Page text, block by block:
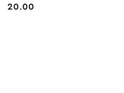
Cena:
20.00